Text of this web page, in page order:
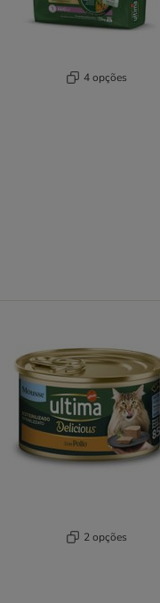
4 opções
2 opções